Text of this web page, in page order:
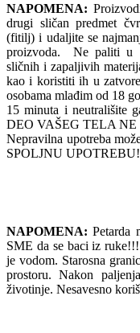
NAPOMENA:
drugi sličan predmet
(fitilj) i udaljite se
proizvoda. Ne paliti u
sličnih i zapaljivih
kao i koristiti ih u
osobama mlađim od 18
15 minuta i neutrališite
DEO VAŠEG TELA
Nepravilna upotreba
SPOLJNU UPOTREBU!
NAPOMENA: Petarda
SME da se baci iz
je vodom. Starosna
prostoru. Nakon
životinje. Nesavesno